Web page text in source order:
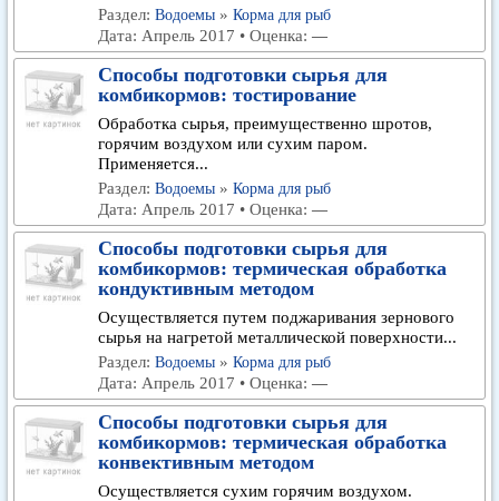
Раздел: Водоемы » Корма для рыб
Дата: Апрель 2017 • Оценка: —
Способы подготовки сырья для
комбикормов: тостирование
Обработка сырья, преимущественно шротов,
горячим воздухом или сухим паром.
Применяется...
Раздел: Водоемы » Корма для рыб
Дата: Апрель 2017 • Оценка: —
Способы подготовки сырья для
комбикормов: термическая обработка
кондуктивным методом
Осуществляется путем поджаривания зернового
сырья на нагретой металлической поверхности...
Раздел: Водоемы » Корма для рыб
Дата: Апрель 2017 • Оценка: —
Способы подготовки сырья для
комбикормов: термическая обработка
конвективным методом
Осуществляется сухим горячим воздухом.